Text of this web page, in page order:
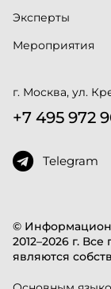
©
2012–2026 г.
являются
Эксперты
Мероприятия
г. Москва, ул.
+7 495 972
Telegram